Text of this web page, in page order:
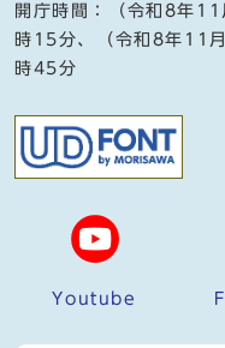
開庁時間：（令和8年
時15分、（令和8年11
時45分
Youtube